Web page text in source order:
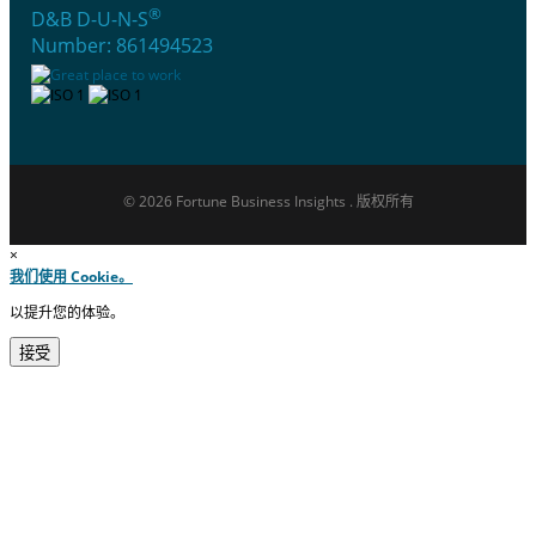
D&B D-U-N-S®
Number: 861494523
© 2026 Fortune Business Insights . 版权所有
×
我们使用 Cookie。
以提升您的体验。
接受